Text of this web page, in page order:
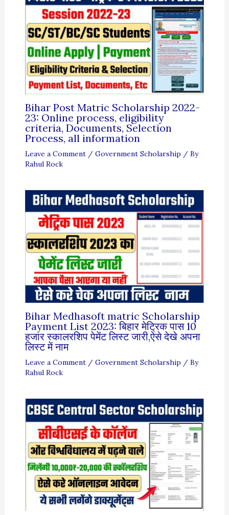
Bihar Post Matric Scholarship 2022-
23: Online process, eligibility
criteria, Documents, Selection
Process, all information
Leave a Comment / Government Scholarship / By
Rahul Rock
Bihar Medhasoft matric Scholarship
Payment List 2023: बिहार मेट्रिक पास 10
हजार स्कालरशिप पेमेंट लिस्ट जारी,ऐसे देखे अपना
लिस्ट में नाम
Leave a Comment / Government Scholarship / By
Rahul Rock